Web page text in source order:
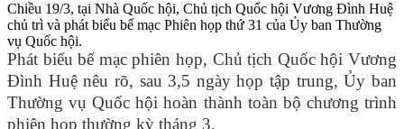
Chiều 19/3, tại Nhà Quốc hội, Chủ tịch Quốc hội Vương Đình Huệ
chủ trì và phát biểu bế mạc Phiên họp thứ 31 của Ủy ban Thường
vụ Quốc hội.
Phát biểu bế mạc phiên họp, Chủ tịch Quốc hội Vương
Đình Huệ nêu rõ, sau 3,5 ngày họp tập trung, Ủy ban
Thường vụ Quốc hội hoàn thành toàn bộ chương trình
phiên họp thường kỳ tháng 3.